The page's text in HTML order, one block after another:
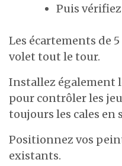
Puis
Les écartements de
volet tout le tour.
Installez également
pour contrôler les
toujours les cales en
Positionnez vos
existants.